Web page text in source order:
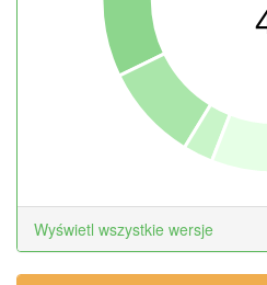
Wyświetl wszystkie wersje